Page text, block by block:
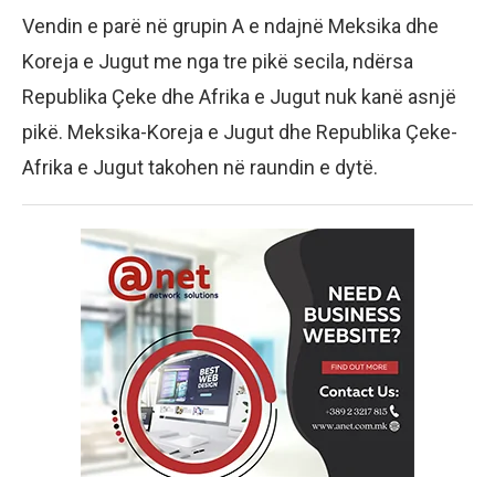
Vendin e parë në grupin A e ndajnë Meksika dhe
Koreja e Jugut me nga tre pikë secila, ndërsa
Republika Çeke dhe Afrika e Jugut nuk kanë asnjë
pikë. Meksika-Koreja e Jugut dhe Republika Çeke-
Afrika e Jugut takohen në raundin e dytë.